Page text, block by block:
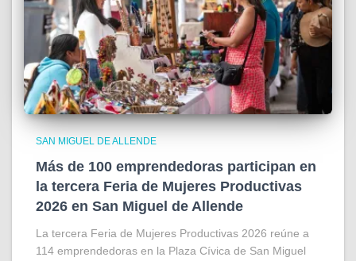
SAN MIGUEL DE ALLENDE
Más de 100 emprendedoras participan en
la tercera Feria de Mujeres Productivas
2026 en San Miguel de Allende
La tercera Feria de Mujeres Productivas 2026 reúne a
114 emprendedoras en la Plaza Cívica de San Miguel